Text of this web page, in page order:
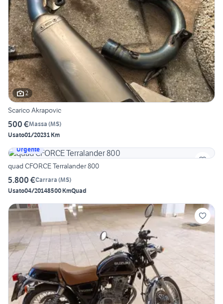
2
Scarico Akrapovic
500 €Massa (MS)
Usato01/20231 Km
Urgente
quad CFORCE Terralander 800
5.800 €Carrara (MS)
Usato04/20148500 KmQuad